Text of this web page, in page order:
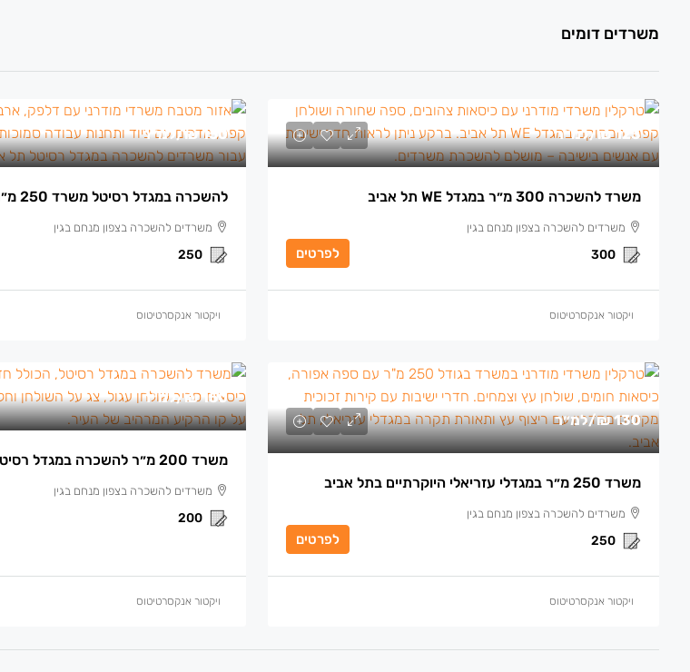
משרדים דומים
123 ₪ /למ״ר
משרד להשכרה 300 מ״ר במגדל WE תל אביב
משרדים להשכרה בצפון מנחם בגין
300 לפרטים
ויקטור אנקסרטיטוס
150 ₪ /למ״ר
להשכרה במגדל רסיטל משרד 250 מ״ר
משרדים להשכרה בצפון מנחם בגין
250
ויקטור אנקסרטיטוס
130 ₪ /למ״ר
משרד 250 מ״ר במגדלי עזריאלי היוקרתיים בתל אביב
משרדים להשכרה בצפון מנחם בגין
250 לפרטים
ויקטור אנקסרטיטוס
150 ₪ /למ״ר
משרד 200 מ״ר להשכרה במגדל רסיטל
משרדים להשכרה בצפון מנחם בגין
200
ויקטור אנקסרטיטוס